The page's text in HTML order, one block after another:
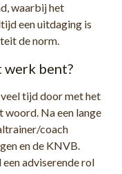
waarbij het
een uitdaging is
de norm.
werk bent?
tijd door met het
woord. Na een lange
coach
en de KNVB.
adviserende rol